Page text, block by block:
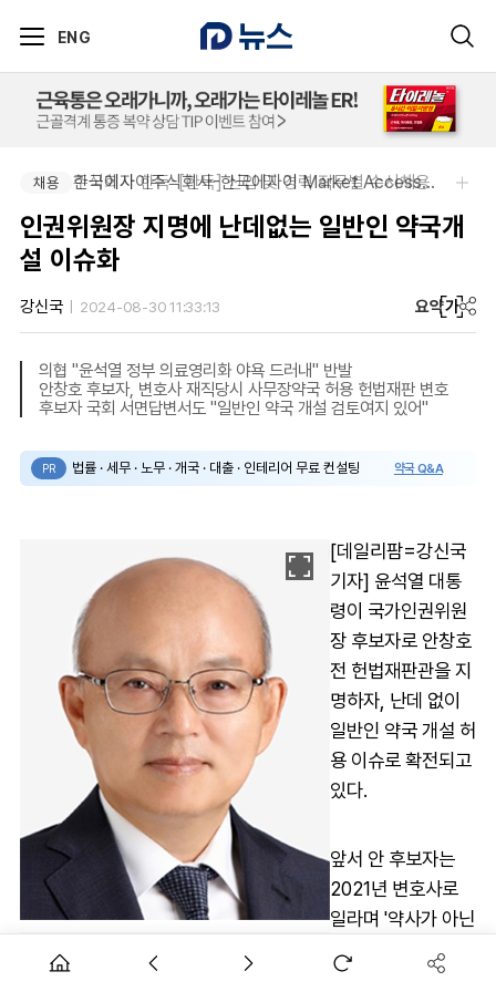
ENG
채용 주식회사 한독-[한독] 신입 및 경력 직무별 수시채용
채용 한국에자이주식회사-한국에자이 Market Access Specialist 채용
인권위원장 지명에 난데없는 일반인 약국개
설 이슈화
강신국 2024-08-30 11:33:13 요약가
의협 "윤석열 정부 의료영리화 야욕 드러내" 반발
안창호 후보자, 변호사 재직당시 사무장약국 허용 헌법재판 변호
후보자 국회 서면답변서도 "일반인 약국 개설 검토여지 있어"
PR 법률 · 세무 · 노무 · 개국 · 대출 · 인테리어 무료 컨설팅 약국 Q&A
[데일리팜=강신국
기자] 윤석열 대통
령이 국가인권위원
장 후보자로 안창호
전 헌법재판관을 지
명하자, 난데 없이
일반인 약국 개설 허
용 이슈로 확전되고
있다.
앞서 안 후보자는
2021년 변호사로
일라며 '약사가 아닌
자의 약국개설을 금
지하는 것이 위헌'이